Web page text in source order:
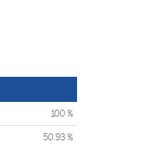
100 %
50.93 %